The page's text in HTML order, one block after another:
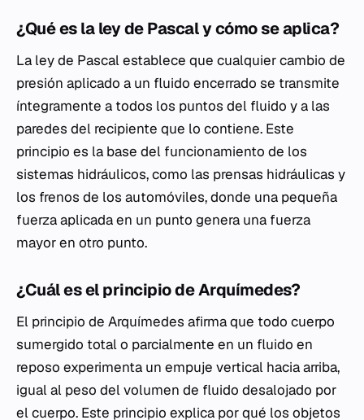
¿Qué es la ley de Pascal y cómo se aplica?
La ley de Pascal establece que cualquier cambio de
presión aplicado a un fluido encerrado se transmite
íntegramente a todos los puntos del fluido y a las
paredes del recipiente que lo contiene. Este
principio es la base del funcionamiento de los
sistemas hidráulicos, como las prensas hidráulicas y
los frenos de los automóviles, donde una pequeña
fuerza aplicada en un punto genera una fuerza
mayor en otro punto.
¿Cuál es el principio de Arquímedes?
El principio de Arquímedes afirma que todo cuerpo
sumergido total o parcialmente en un fluido en
reposo experimenta un empuje vertical hacia arriba,
igual al peso del volumen de fluido desalojado por
el cuerpo. Este principio explica por qué los objetos